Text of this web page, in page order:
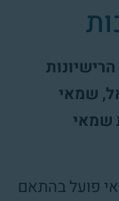
שמאי
שמאי
פועל בהתאם